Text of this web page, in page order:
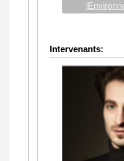
Intervenants: